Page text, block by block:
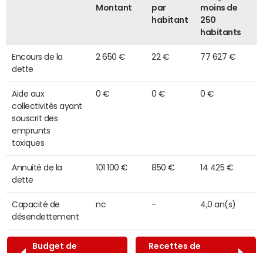
Montant
par
habitant
moins de
250
habitants
Encours de la
dette
2 650 € 22 € 77 627 €
Aide aux
collectivités ayant
souscrit des
emprunts
toxiques
0 € 0 € 0 €
Annuité de la
dette
101 100 € 850 € 14 425 €
Capacité de
désendettement
nc - 4,0 an(s)
Budget de
Recettes de